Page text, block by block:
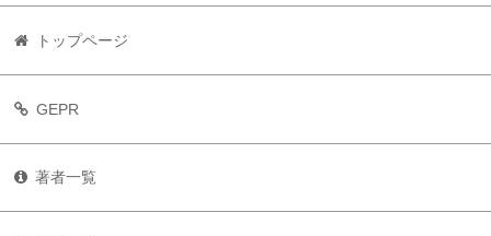
トップページ
GEPR
著者一覧